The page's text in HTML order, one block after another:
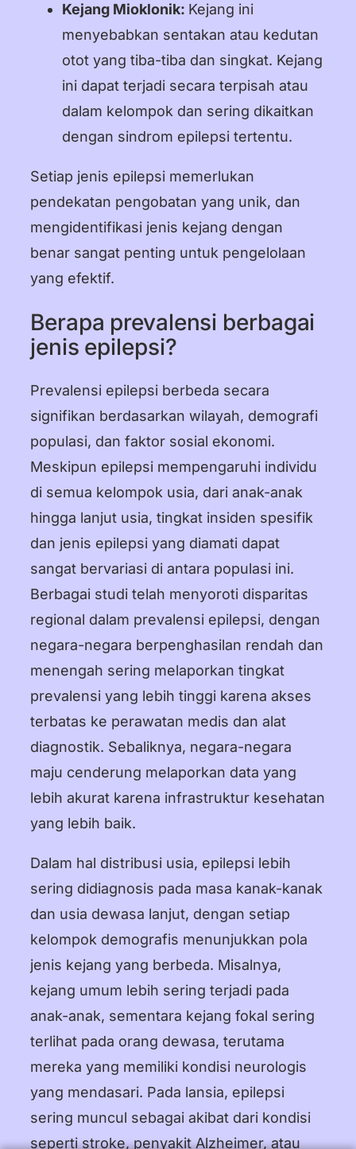
Kejang Mioklonik: Kejang ini
menyebabkan sentakan atau kedutan
otot yang tiba-tiba dan singkat. Kejang
ini dapat terjadi secara terpisah atau
dalam kelompok dan sering dikaitkan
dengan sindrom epilepsi tertentu.
Setiap jenis epilepsi memerlukan
pendekatan pengobatan yang unik, dan
mengidentifikasi jenis kejang dengan
benar sangat penting untuk pengelolaan
yang efektif.
Berapa prevalensi berbagai
jenis epilepsi?
Prevalensi epilepsi berbeda secara
signifikan berdasarkan wilayah, demografi
populasi, dan faktor sosial ekonomi.
Meskipun epilepsi mempengaruhi individu
di semua kelompok usia, dari anak-anak
hingga lanjut usia, tingkat insiden spesifik
dan jenis epilepsi yang diamati dapat
sangat bervariasi di antara populasi ini.
Berbagai studi telah menyoroti disparitas
regional dalam prevalensi epilepsi, dengan
negara-negara berpenghasilan rendah dan
menengah sering melaporkan tingkat
prevalensi yang lebih tinggi karena akses
terbatas ke perawatan medis dan alat
diagnostik. Sebaliknya, negara-negara
maju cenderung melaporkan data yang
lebih akurat karena infrastruktur kesehatan
yang lebih baik.
Dalam hal distribusi usia, epilepsi lebih
sering didiagnosis pada masa kanak-kanak
dan usia dewasa lanjut, dengan setiap
kelompok demografis menunjukkan pola
jenis kejang yang berbeda. Misalnya,
kejang umum lebih sering terjadi pada
anak-anak, sementara kejang fokal sering
terlihat pada orang dewasa, terutama
mereka yang memiliki kondisi neurologis
yang mendasari. Pada lansia, epilepsi
sering muncul sebagai akibat dari kondisi
seperti stroke, penyakit Alzheimer, atau